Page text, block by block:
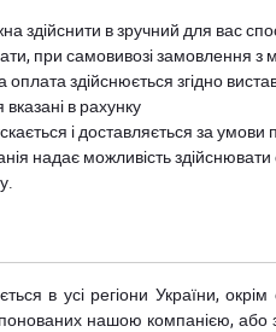
здійснити в зручний для вас
при самовивозі замовлення з
оплата здійснюється згідно
в рахунку
і доставляється за
надає можливість
.
в усі регіони України,
нашою компанією, або